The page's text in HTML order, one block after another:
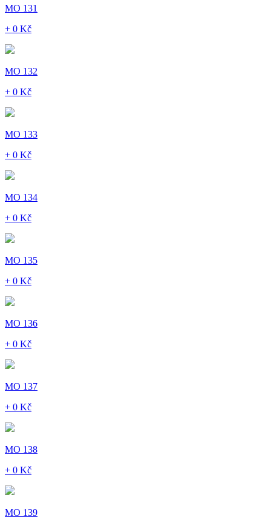
MO 131
+ 0 Kč
MO 132
+ 0 Kč
MO 133
+ 0 Kč
MO 134
+ 0 Kč
MO 135
+ 0 Kč
MO 136
+ 0 Kč
MO 137
+ 0 Kč
MO 138
+ 0 Kč
MO 139